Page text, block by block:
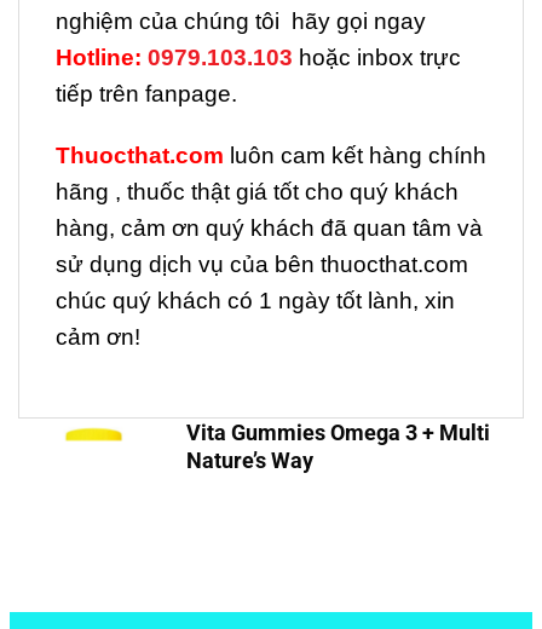
nghiệm của chúng tôi hãy gọi ngay
Hotline: 0979.103.103 hoặc inbox trực
tiếp trên fanpage.
Thuocthat.com luôn cam kết hàng chính
hãng , thuốc thật giá tốt cho quý khách
hàng, cảm ơn quý khách đã quan tâm và
sử dụng dịch vụ của bên thuocthat.com
chúc quý khách có 1 ngày tốt lành, xin
cảm ơn!
Vita Gummies Omega 3 + Multi
Nature’s Way